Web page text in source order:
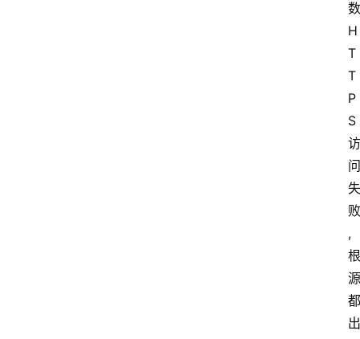
数
H
T
T
P
S
访
问
失
败
,
根
源
都
出